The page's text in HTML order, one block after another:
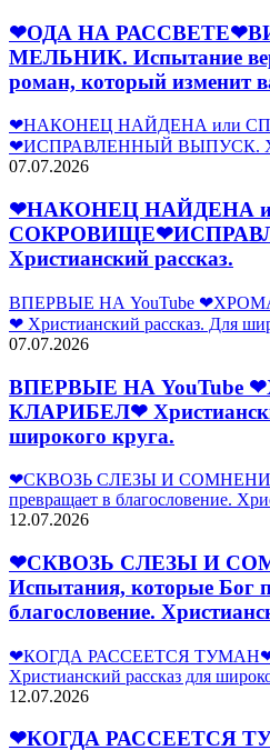
❤ОДА НА
МЕЛЬНИК. Испытание
роман, который изменит
❤НАКОНЕЦ НАЙДЕНА или
❤ИСПРАВЛЕННЫЙ ВЫПУСК.
07.07.2026
❤НАКОНЕЦ НАЙДЕНА
Христианский рассказ.
ВПЕРВЫЕ НА YouTube
❤ Христианский рассказ. Для
07.07.2026
ВПЕРВЫЕ НА YouTube
КЛАРИБЕЛ❤
широкого круга.
❤СКВОЗЬ СЛЕЗЫ И
превращает в благословение.
12.07.2026
❤СКВОЗЬ СЛЕЗЫ И
Испытания, которые Бог
благословение.
❤КОГДА РАССЕЕТСЯ
Христианский рассказ для
12.07.2026
❤КОГДА РАССЕЕТСЯ